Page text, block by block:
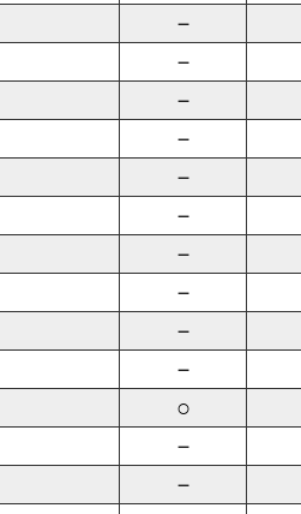
－
－
－
－
－
－
－
－
－
－
○
－
－